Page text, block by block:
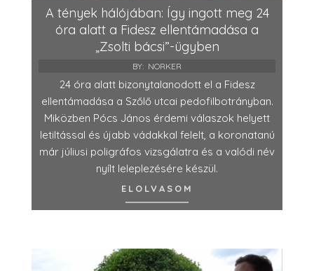
A tények hálójában: Így ingott meg 24
óra alatt a Fidesz ellentámadása a
„Zsolti bácsi”-ügyben
BY: NORKER
24 óra alatt bizonytalanodott el a Fidesz
ellentámadása a Szőlő utcai pedofilbotrányban.
Miközben Pócs János érdemi válaszok helyett
letiltással és újabb vádakkal felelt, a koronatanú
már júliusi poligráfos vizsgálatra és a valódi név
nyílt leleplezésére készül.
ELOLVASOM